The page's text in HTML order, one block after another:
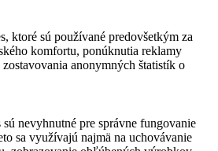
ktoré sú používané predovšetkým za
komfortu, ponúknutia reklamy
anonymných štatistík o
nevyhnutné pre správne fungovanie
sa využívajú najmä na uchovávanie